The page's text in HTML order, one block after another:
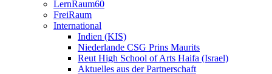
LernRaum60
FreiRaum
International
Indien (KIS)
Niederlande CSG Prins Maurits
Reut High School of Arts Haifa (Israel)
Aktuelles aus der Partnerschaft